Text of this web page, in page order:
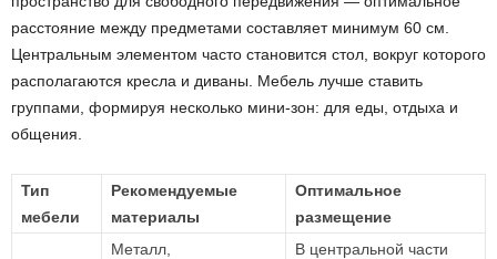
расстояние между предметами составляет минимум 60 см.
Центральным элементом часто становится стол, вокруг которого
располагаются кресла и диваны. Мебель лучше ставить
группами, формируя несколько мини-зон: для еды, отдыха и
общения.
Тип
мебели
Рекомендуемые
материалы
Оптимальное
размещение
Металл,
В центральной части